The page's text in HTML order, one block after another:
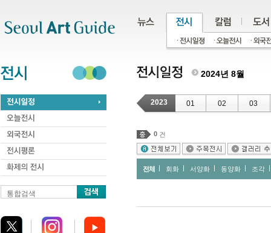
통합검색
2024년 8월
2023 01 02 03
0 건
전체 회화 서양화 동양화 조각